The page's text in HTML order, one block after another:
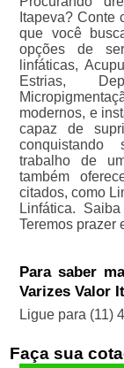
Itapeva? Conte
que você
opções de
linfáticas,
Estrias,
modernos, e
capaz de
conquistando
trabalho de
também
citados, como
Linfática.
Teremos prazer
Para saber
Varizes Valor
Ligue para (11)
Faça sua